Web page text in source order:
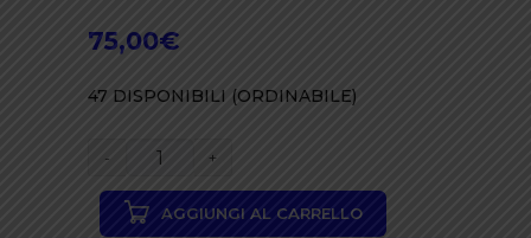
75,00€
47 DISPONIBILI (ORDINABILE)
MAP
12V
AGGIUNGI AL CARRELLO